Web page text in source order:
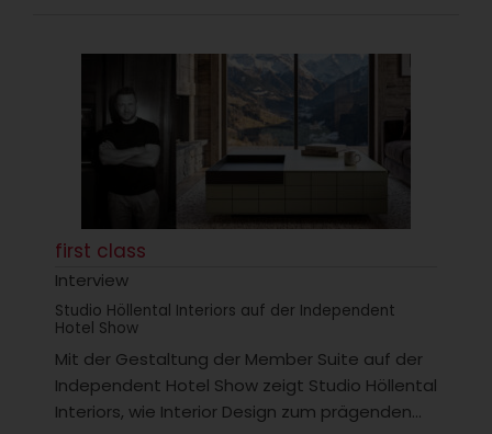
first class
Interview
Studio Höllental Interiors auf der Independent
Hotel Show
Mit der Gestaltung der Member Suite auf der
Independent Hotel Show zeigt Studio Höllental
Interiors, wie Interior Design zum prägenden...